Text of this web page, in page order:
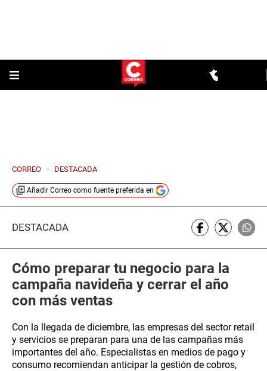
CORREO > DESTACADA
Añadir Correo como fuente preferida en
DESTACADA
Cómo preparar tu negocio para la
campaña navideña y cerrar el año
con más ventas
Con la llegada de diciembre, las empresas del sector retail
y servicios se preparan para una de las campañas más
importantes del año. Especialistas en medios de pago y
consumo recomiendan anticipar la gestión de cobros,